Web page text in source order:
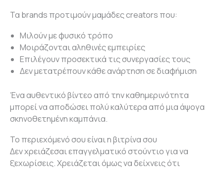
Τα brands προτιμούν μαμάδες creators που:
Μιλούν με φυσικό τρόπο
Μοιράζονται αληθινές εμπειρίες
Επιλέγουν προσεκτικά τις συνεργασίες τους
Δεν μετατρέπουν κάθε ανάρτηση σε διαφήμιση
Ένα αυθεντικό βίντεο από την καθημερινότητα
μπορεί να αποδώσει πολύ καλύτερα από μια άψογα
σκηνοθετημένη καμπάνια.
Το περιεχόμενό σου είναι η βιτρίνα σου
Δεν χρειάζεσαι επαγγελματικό στούντιο για να
ξεχωρίσεις. Χρειάζεται όμως να δείχνεις ότι